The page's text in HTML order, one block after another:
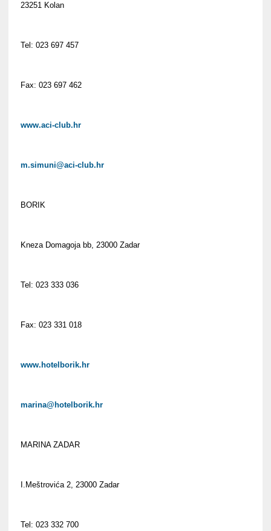
23251 Kolan
Tel: 023 697 457
Fax: 023 697 462
www.aci-club.hr
m.simuni@aci-club.hr
BORIK
Kneza Domagoja bb, 23000 Zadar
Tel: 023 333 036
Fax: 023 331 018
www.hotelborik.hr
marina@hotelborik.hr
MARINA ZADAR
I.Meštrovića 2, 23000 Zadar
Tel: 023 332 700